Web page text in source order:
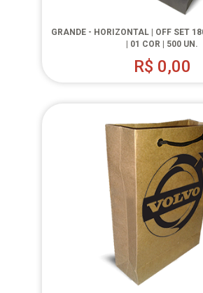
GRANDE - HORIZONTAL | OFF SET
| 01 COR | 500 UN.
R$ 0,00